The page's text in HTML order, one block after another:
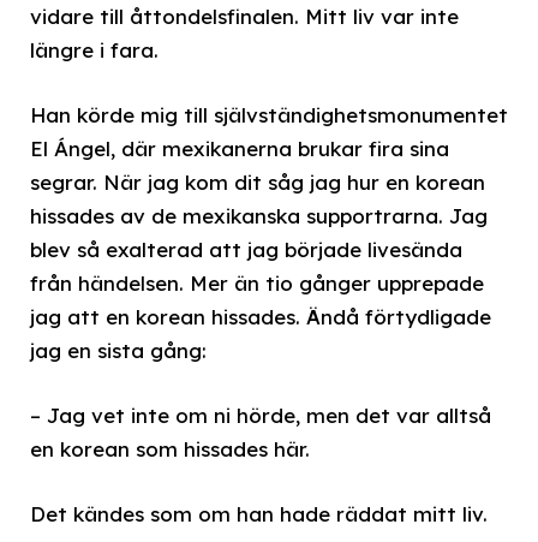
vidare till åttondelsfinalen. Mitt liv var inte
längre i fara.
Han körde mig till självständighetsmonumentet
El Ángel, där mexikanerna brukar fira sina
segrar. När jag kom dit såg jag hur en korean
hissades av de mexikanska supportrarna. Jag
blev så exalterad att jag började livesända
från händelsen. Mer än tio gånger upprepade
jag att en korean hissades. Ändå förtydligade
jag en sista gång:
– Jag vet inte om ni hörde, men det var alltså
en korean som hissades här.
Det kändes som om han hade räddat mitt liv.